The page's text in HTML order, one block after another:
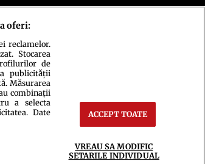
oferi:
reclamelor.
Stocarea
de
publicității
Măsurarea
combinații
a selecta
Date
ACCEPT TOATE
VREAU SA MODIFIC
SETARILE INDIVIDUAL